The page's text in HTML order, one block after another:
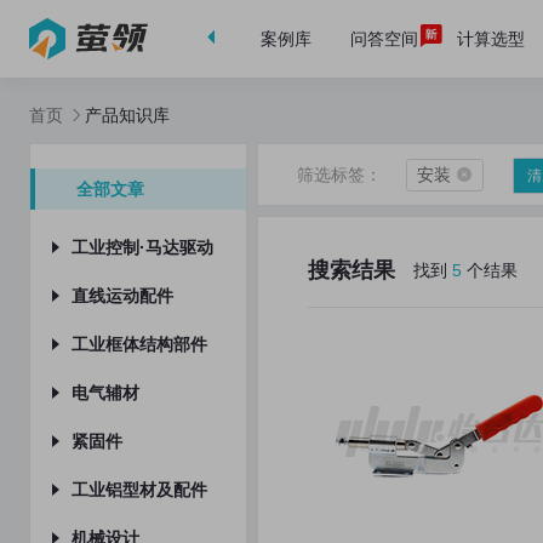
首页 案例库 问答空间 计算选型
首页 产品知识库
全部文章
工业控制·马达驱动
工业电脑
中型减速机
谐波减速机
中空旋转平台
行星减速机
工业通讯
直线运动配件
滚珠丝杠·支座组件
导柱导套
直线电机
丝杠步进电机
无油衬套
工业框体结构部件
其它
拉手
工业滑轨
显示器支架
电气辅材
轴流风扇
净化设备
箱体
紧固件
螺钉
组合件
工业铝型材及配件
铝型材
机械设计
筛选标签： 安装
搜索结果 找到 5 个结果